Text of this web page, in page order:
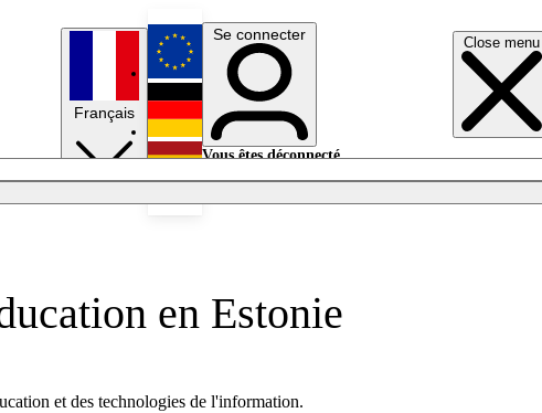
Close menu
Français
English
Deutsch
Se connecter
Vous êtes déconnecté.
en Estonie
et des technologies de l'information.